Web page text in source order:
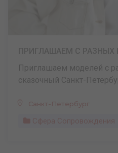
Приглашаем моделей с
сказочный Санкт-
Санкт-Петербург
Сфера Сопровождения